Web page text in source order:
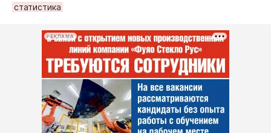
статистика
РЕКЛАМА